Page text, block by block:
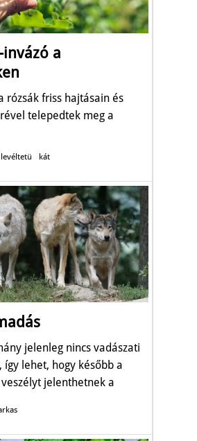
invázó a
rózsák friss hajtásain és
telepedtek meg a
levéltetü kát
jelenleg nincs vadászati
így lehet, hogy később a
veszélyt jelenthetnek a